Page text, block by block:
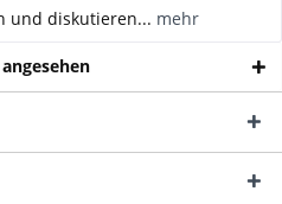
und diskutieren... mehr